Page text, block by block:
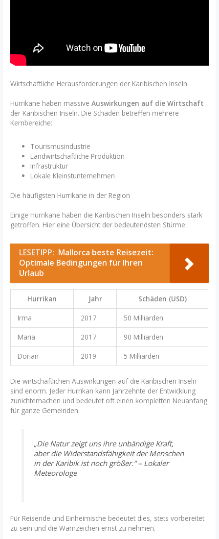
Wirtschaftliche Herausforderungen der Karibischen Inseln
Hurrikane haben massiveAuswirkungen auf die Wirtschaft
der Karibischen Inseln. Die Schäden betreffen mehrere
Kernbereiche:
Tourismusindustrie
Landwirtschaftliche Produktion
Infrastruktur
Lokale Kleinstunternehmen
Die häufigsten Hurrikane in der Region
Einige Hurrikane haben die Karibischen Inseln besonders stark
getroffen. Hier eine Übersicht der bedeutendsten Stürme:
LESETIPP: Mallorca beste Reisezeit:
Optimale Bedingungen für Ihren
Urlaub
Hurrikan Jahr Schäden (USD)
Irma 2017 50 Milliarden
Maria 2017 90 Milliarden
Dorian 2019 5 Milliarden
Die wirtschaftlichen Auswirkungen auf die Karibischen Inseln
sind enorm. Jeder Hurrikan kann Jahrzehnte der Entwicklung
zunichtemachen und bedeutet oft einen kompletten Neuanfang
für ganze Gemeinden.
„Die Natur zeigt uns ihre unbändige Kraft,
aber die Widerstandsfähigkeit der Menschen
in der Karibik ist noch größer.“ – Lokaler
Meteorologe
Für Reisende und Einheimische bedeutet dies, stets vorbereitet
zu sein und die Warnzeichen ernst zu nehmen.